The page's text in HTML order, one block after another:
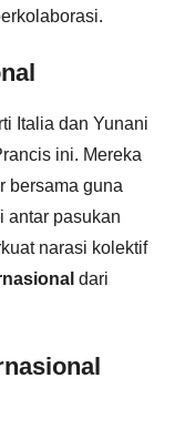
Italia dan Yunani
ini. Mereka
bersama guna
antar pasukan
narasi kolektif
dari